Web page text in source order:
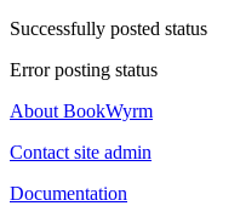
Successfully posted status
Error posting status
About BookWyrm
Contact site admin
Documentation